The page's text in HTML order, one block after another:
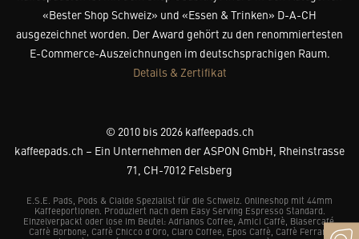
«Bester Shop Schweiz» und «Essen & Trinken» D-A-CH
ausgezeichnet worden. Der Award gehört zu den renommiertesten
E-Commerce-Auszeichnungen im deutschsprachigen Raum.
Details & Zertifikat
© 2010 bis 2026 kaffeepads.ch
kaffeepads.ch – Ein Unternehmen der ASPON GmbH, Rheinstrasse
71, CH-7012 Felsberg
E.S.E. Pads, Pods & Cialde Spezialist für die Schweiz. Onlineshop mit 44mm
Kaffeeportionen. Produziert nach dem Easy Serving Espresso Standard.
Einzelverpackt oder lose im Beutel: Adrianos Coffee, Amici Caffè, Blasercafé,
Caffè Borbone, Caffè Chicco d’Oro, Claro Coffee, Epos Caffè, Caffè Ferrari,